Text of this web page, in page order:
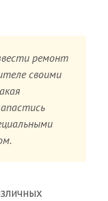
ремонт
своими